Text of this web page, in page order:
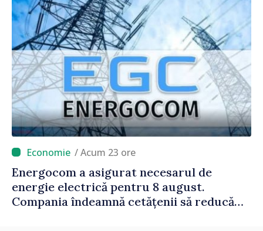
/ Acum 23 ore
Energocom a asigurat necesarul de
energie electrică pentru 8 august.
Compania îndeamnă cetățenii să reducă